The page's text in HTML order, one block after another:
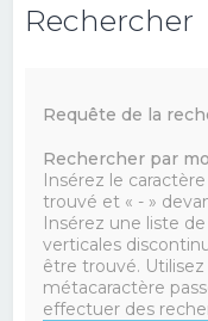
Rechercher
Requête de la
Rechercher par
Insérez le
trouvé et « - »
Insérez une liste
verticales
être trouvé.
métacaractère
effectuer des